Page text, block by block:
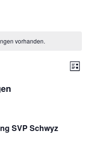
vorhanden.
Liste
SVP Schwyz